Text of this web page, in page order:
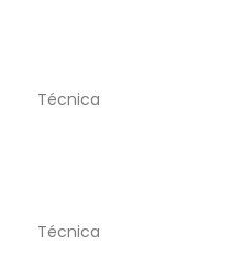
Técnica
Técnica